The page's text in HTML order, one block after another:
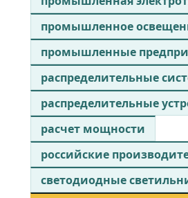
промышленное
промышленные
распределительные
распределительные
расчет мощности
российские
светодиодные